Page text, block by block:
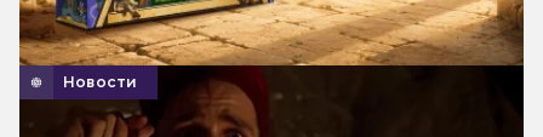
Новости